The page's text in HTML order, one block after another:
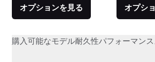
オプションを見る オプシ
購入可能なモデル耐久性パフォーマンス